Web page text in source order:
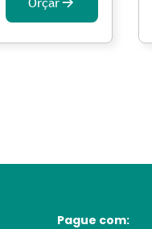
Pague com: